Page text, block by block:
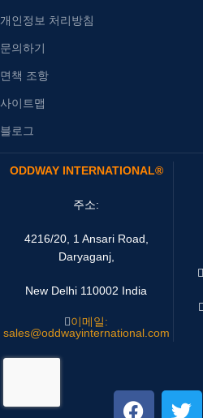
개인정보 처리방침
문의하기
면책 조항
사이트맵
블로그
ODDWAY INTERNATIONAL®
주소:
4216/20, 1 Ansari Road,
Daryaganj,
New Delhi 110002 India
이메일:
sales@oddwayinternational.com